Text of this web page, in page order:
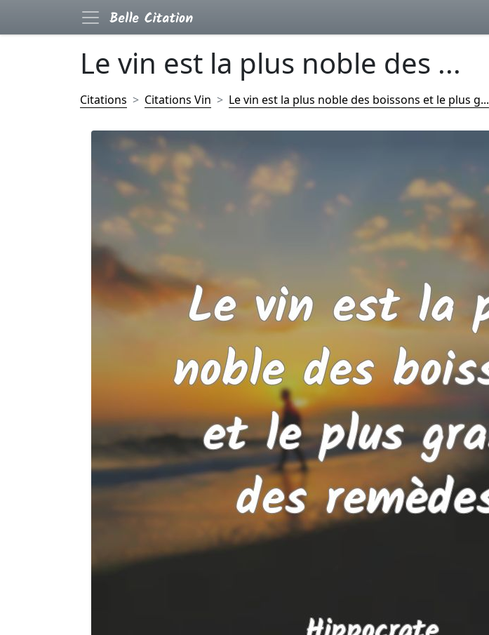
Le vin est la plus noble des ...
Citations Citations Vin Le vin est la plus noble des boissons et le plus g...